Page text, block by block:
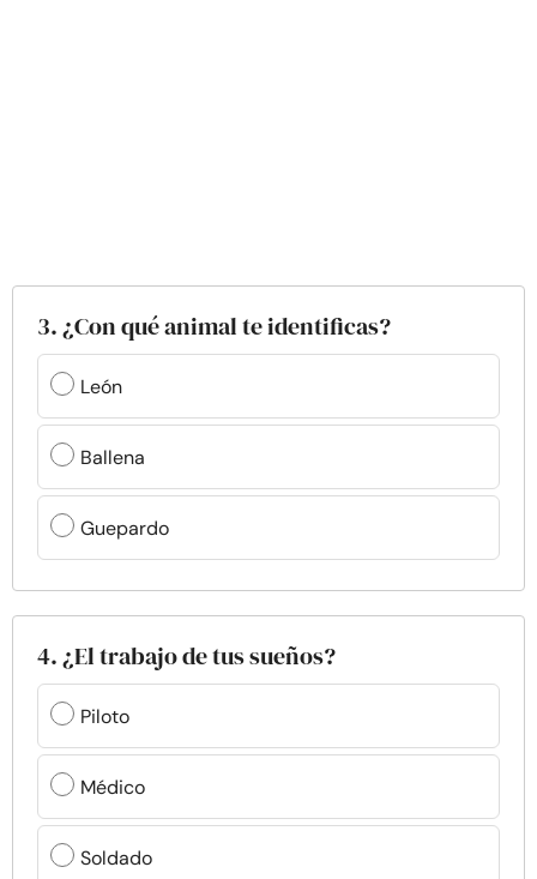
3. ¿Con qué animal te identificas?
León
Ballena
Guepardo
4. ¿El trabajo de tus sueños?
Piloto
Médico
Soldado